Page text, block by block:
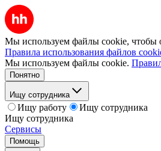
Мы используем файлы cookie, чтобы
Правила использования файлов
Мы используем файлы cookie.
Понятно
Ищу сотрудника
Ищу работу
Ищу сотрудника
Ищу сотрудника
Сервисы
Помощь